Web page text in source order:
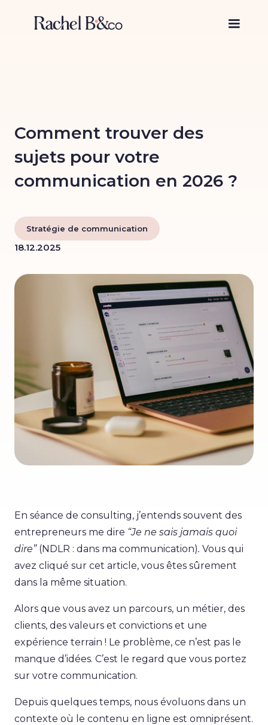
Comment trouver des
sujets pour votre
communication en 2026 ?
Stratégie de communication
18.12.2025
En séance de consulting, j’entends souvent des
entrepreneurs me dire “Je ne sais jamais quoi
dire” (NDLR : dans ma communication). Vous qui
avez cliqué sur cet article, vous êtes sûrement
dans la même situation.
Alors que vous avez un parcours, un métier, des
clients, des valeurs et convictions et une
expérience terrain ! Le problème, ce n’est pas le
manque d’idées. C’est le regard que vous portez
sur votre communication.
Depuis quelques temps, nous évoluons dans un
contexte où le contenu en ligne est omniprésent.